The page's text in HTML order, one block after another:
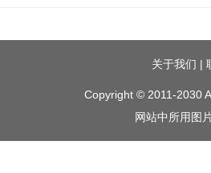
关于我们 |
Copyright © 2011-2030
网站中所用图